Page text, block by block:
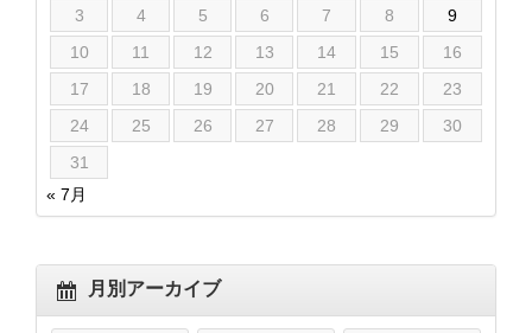
3
4 5 6 7 8
9
10
11 12 13 14 15
16
17
18 19 20 21 22
23
24
25 26 27 28 29
30
31
« 7月
月別アーカイブ